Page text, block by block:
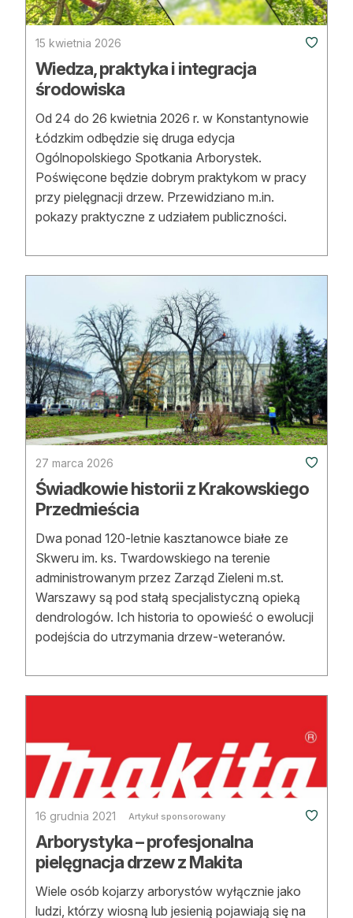
Strefa eksperta
Auto do lasu
Dla drwala
Leśnik na zakupach
Z zagranicy
Edukacja
Lasy prywatne
100 lat „Lasu Polskiego”
Prenumerata
Reklama
Zostań autorem
Archiwum
Kontakt
15 kwietnia 2026
Wiedza, praktyka i integracja
środowiska
Od 24 do 26 kwietnia 2026 r. w Konstantynowie
Łódzkim odbędzie się druga edycja
Ogólnopolskiego Spotkania Arborystek.
Poświęcone będzie dobrym praktykom w pracy
przy pielęgnacji drzew. Przewidziano m.in.
pokazy praktyczne z udziałem publiczności.
27 marca 2026
Świadkowie historii z Krakowskiego
Przedmieścia
Dwa ponad 120-letnie kasztanowce białe ze
Skweru im. ks. Twardowskiego na terenie
administrowanym przez Zarząd Zieleni m.st.
Warszawy są pod stałą specjalistyczną opieką
dendrologów. Ich historia to opowieść o ewolucji
podejścia do utrzymania drzew-weteranów.
16 grudnia 2021 Artykuł sponsorowany
Arborystyka – profesjonalna
pielęgnacja drzew z Makita
Wiele osób kojarzy arborystów wyłącznie jako
ludzi, którzy wiosną lub jesienią pojawiają się na